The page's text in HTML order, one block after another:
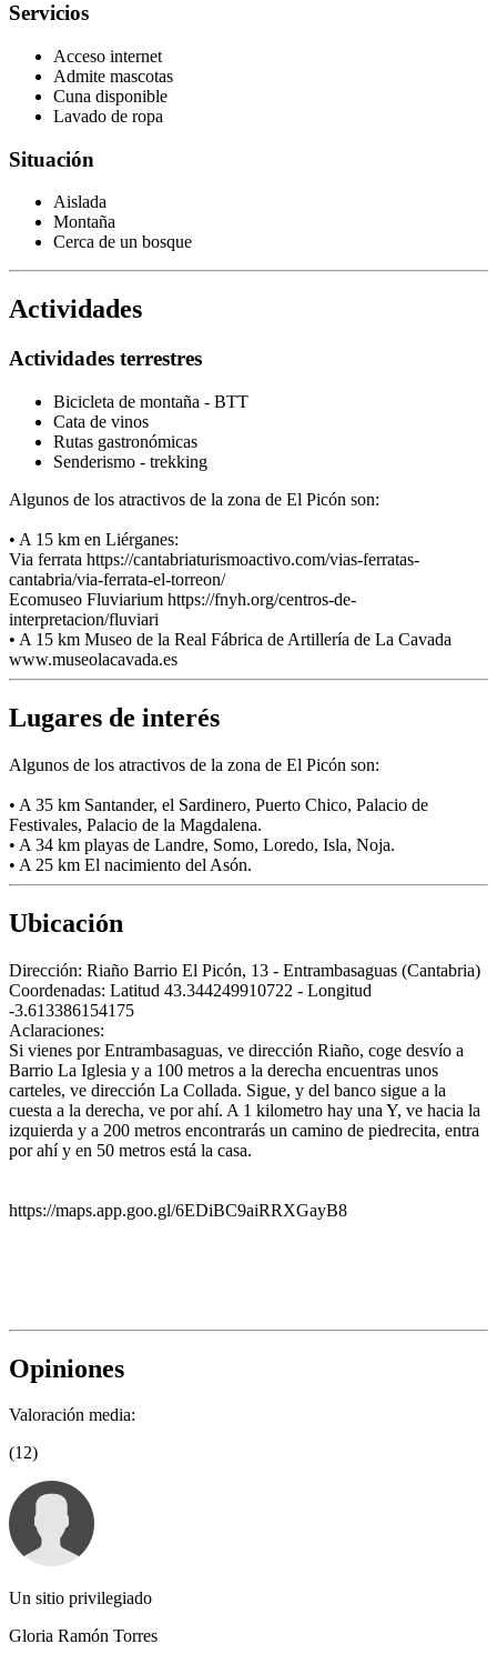
Servicios
Acceso internet
Admite mascotas
Cuna disponible
Lavado de ropa
Situación
Aislada
Montaña
Cerca de un bosque
Actividades
Actividades terrestres
Bicicleta de montaña - BTT
Cata de vinos
Rutas gastronómicas
Senderismo - trekking
Algunos de los atractivos de la zona de El Picón son:
• A 15 km en Liérganes:
Via ferrata https://cantabriaturismoactivo.com/vias-ferratas-
cantabria/via-ferrata-el-torreon/
Ecomuseo Fluviarium https://fnyh.org/centros-de-
interpretacion/fluviari
• A 15 km Museo de la Real Fábrica de Artillería de La Cavada
www.museolacavada.es
Lugares de interés
Algunos de los atractivos de la zona de El Picón son:
• A 35 km Santander, el Sardinero, Puerto Chico, Palacio de
Festivales, Palacio de la Magdalena.
• A 34 km playas de Landre, Somo, Loredo, Isla, Noja.
• A 25 km El nacimiento del Asón.
Ubicación
Dirección: Riaño Barrio El Picón, 13 - Entrambasaguas (Cantabria)
Coordenadas: Latitud 43.344249910722 - Longitud
-3.613386154175
Aclaraciones:
Si vienes por Entrambasaguas, ve dirección Riaño, coge desvío a
Barrio La Iglesia y a 100 metros a la derecha encuentras unos
carteles, ve dirección La Collada. Sigue, y del banco sigue a la
cuesta a la derecha, ve por ahí. A 1 kilometro hay una Y, ve hacia la
izquierda y a 200 metros encontrarás un camino de piedrecita, entra
por ahí y en 50 metros está la casa.
https://maps.app.goo.gl/6EDiBC9aiRRXGayB8
Opiniones
Valoración media:
(12)
Un sitio privilegiado
Gloria Ramón Torres